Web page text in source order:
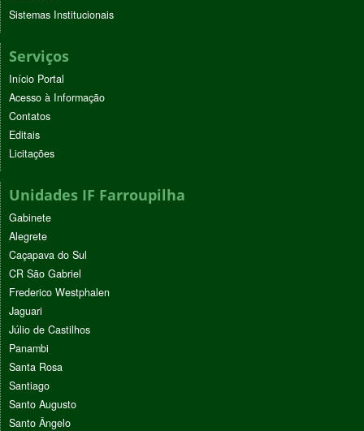
Sistemas Institucionais
Serviços
Início Portal
Acesso à Informação
Contatos
Editais
Licitações
Unidades IF Farroupilha
Gabinete
Alegrete
Caçapava do Sul
CR São Gabriel
Frederico Westphalen
Jaguari
Júlio de Castilhos
Panambi
Santa Rosa
Santiago
Santo Augusto
Santo Ângelo